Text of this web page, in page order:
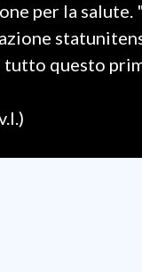
per la salute.
tutto questo